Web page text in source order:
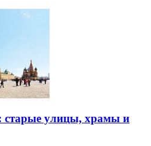
старые улицы, храмы и